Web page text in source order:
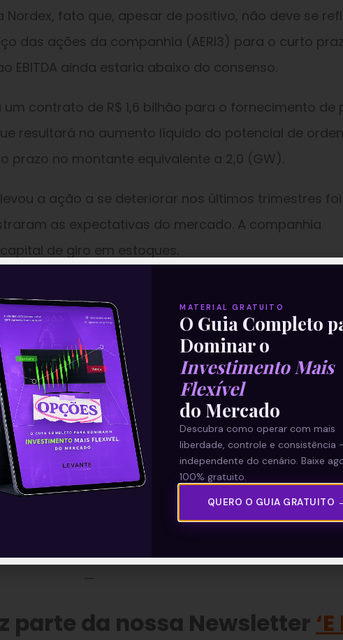
fato que, apesar de positivo, não deve se
das ações da companhia (AERI3) para o curto
EBITDA ainda estaria abaixo do consenso.
contrato de R$ 1,6 bilhão para o fornecimento de
resultará no aumento líquido do potencial de
no montante equivalente a 2,0 (GW).
a ação a se deteriorar nos últimos trimestres
as expectativas do mercado. A companhia
de giro em estoques.
este foi um movimento encontrado para se
insumos.
neste ano e no ano seguinte. No longo prazo,
retornos se estabilizem a partir de 2022.
alto crescimento e retornos crescentes,
qualidade na indústria.
da Aeris na geração de energia limpa de
da matriz energética do país, que
em torno da atual crise hídrica.
—
parte da nossa Newsletter
MATERIAL GRATUITO
O Guia Completo
Dominar o
Investimento Mais
Flexível
do Mercado
Descubra como operar com mais
liberdade, controle e consistência
independente do cenário. Baixe
100% gratuito.
QUERO O GUIA GRATUITO